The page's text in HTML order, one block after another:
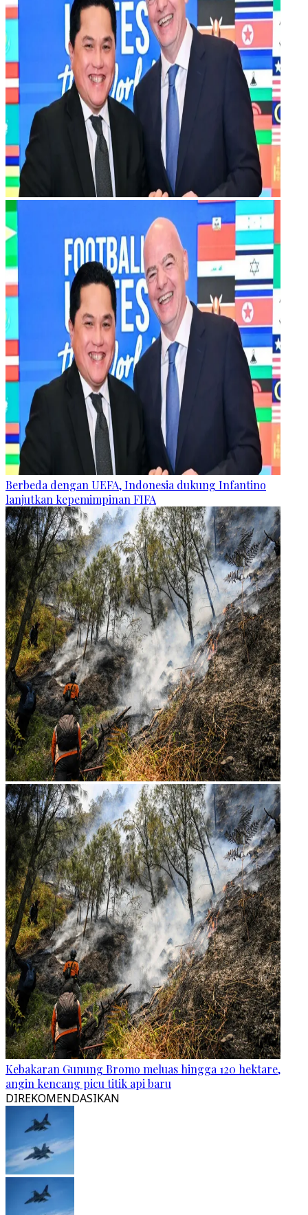
Berbeda dengan UEFA, Indonesia dukung Infantino
lanjutkan kepemimpinan FIFA
Kebakaran Gunung Bromo meluas hingga 120 hektare,
angin kencang picu titik api baru
DIREKOMENDASIKAN